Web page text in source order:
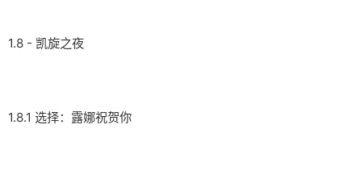
1.8 - 凯旋之夜
1.8.1 选择：露娜祝贺你